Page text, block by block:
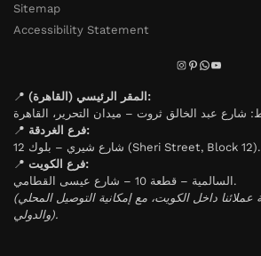
Sitemap
Accessibility Statement
📍
المقر الرئيسي (القاهرة):
📍
فرع الغردقة:
شارع شيري – بلوك 12 (Sheri Street, Block 12).
📍
فرع الكويت:
السالمية – قطعة 10 – شارع عيسى القطامي.
(يتوفر محل ثابت لخدمة عملائنا داخل الكويت، مع إمكانية التوصيل المحلي
والدولي).